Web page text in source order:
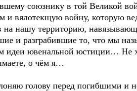
союзнику в той Великой
вялотекщую войну, которую
на нашу территорию,
и разграбившие то, что мы
идеи ювенальной юстиции… Не
о чём я…
голову перед погибшими и